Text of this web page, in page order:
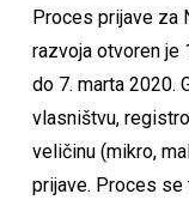
Proces prijave za
razvoja otvoren je
do 7. marta 2020.
vlasništvu,
veličinu (mikro,
prijave. Proces se